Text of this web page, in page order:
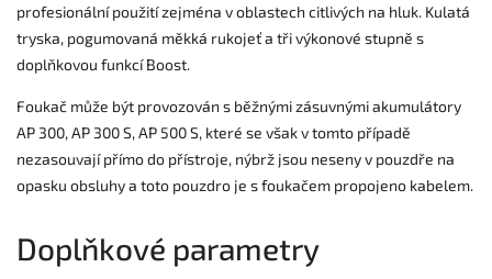
profesionální použití zejména v oblastech citlivých na hluk. Kulatá
tryska, pogumovaná měkká rukojeť a tři výkonové stupně s
doplňkovou funkcí Boost.
Foukač může být provozován s běžnými zásuvnými akumulátory
AP 300, AP 300 S, AP 500 S, které se však v tomto případě
nezasouvají přímo do přístroje, nýbrž jsou neseny v pouzdře na
opasku obsluhy a toto pouzdro je s foukačem propojeno kabelem.
Doplňkové parametry